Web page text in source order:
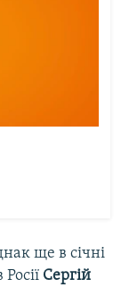
ще в січні
Сергій